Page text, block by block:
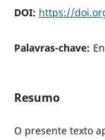
DOI: https://
Palavras-chave:
Resumo
O presente texto